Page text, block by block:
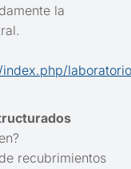
la
recubrimientos